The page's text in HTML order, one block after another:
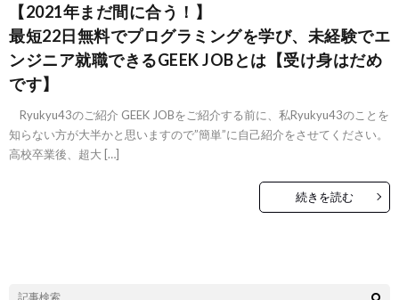
【2021年まだ間に合う！】
最短22日無料でプログラミングを学び、未経験でエ
ンジニア就職できるGEEK JOBとは【受け身はだめ
です】
Ryukyu43のご紹介 GEEK JOBをご紹介する前に、私Ryukyu43のことを
知らない方が大半かと思いますので”簡単”に自己紹介をさせてください。
高校卒業後、超大 […]
続きを読む